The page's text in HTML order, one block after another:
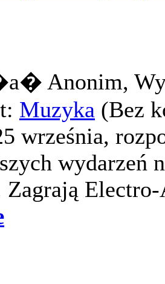
Anonim,
Muzyka (Bez
września,
wydarzeń
Zagrają